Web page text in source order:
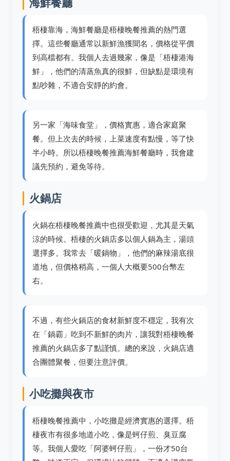
梧棲靠海，海鮮餐廳是梧棲晚餐推薦的熱門選
擇。這些餐廳通常以新鮮漁獲聞名，價格從平價
到高檔都有。我個人去過幾家，像是「梧棲港海
鮮」，他們的清蒸魚真的很鮮，但缺點是環境有
點吵雜，不適合安靜的約會。
另一家「海味食堂」，價格實惠，適合家庭聚
餐。但上次去的時候，上菜速度有點慢，等了快
半小時。所以梧棲晚餐推薦海鮮餐廳時，我會建
議先預約，避免等待。
火鍋店
火鍋在梧棲晚餐推薦中也很受歡迎，尤其是天氣
涼的時候。梧棲的火鍋店多以個人鍋為主，湯頭
選擇多。我常去「暖鍋物」，他們的麻辣湯底很
道地，但價格稍高，一個人大概要500台幣左
右。
不過，有些火鍋店的食材新鮮度不穩定，我有次
在「鍋霸」吃到不新鮮的肉片，讓我對梧棲晚餐
推薦的火鍋店多了點謹慎。總的來說，火鍋店適
合團體聚餐，但要注意評價。
小吃攤與夜市
梧棲晚餐推薦中，小吃攤是經濟實惠的選擇。梧
棲夜市有很多地道小吃，像是蚵仔煎、臭豆腐
等。我個人愛吃「阿婆蚵仔煎」，一份才50台